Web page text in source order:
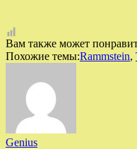
Вам также может
Похожие темы:Rammstein,
Genius